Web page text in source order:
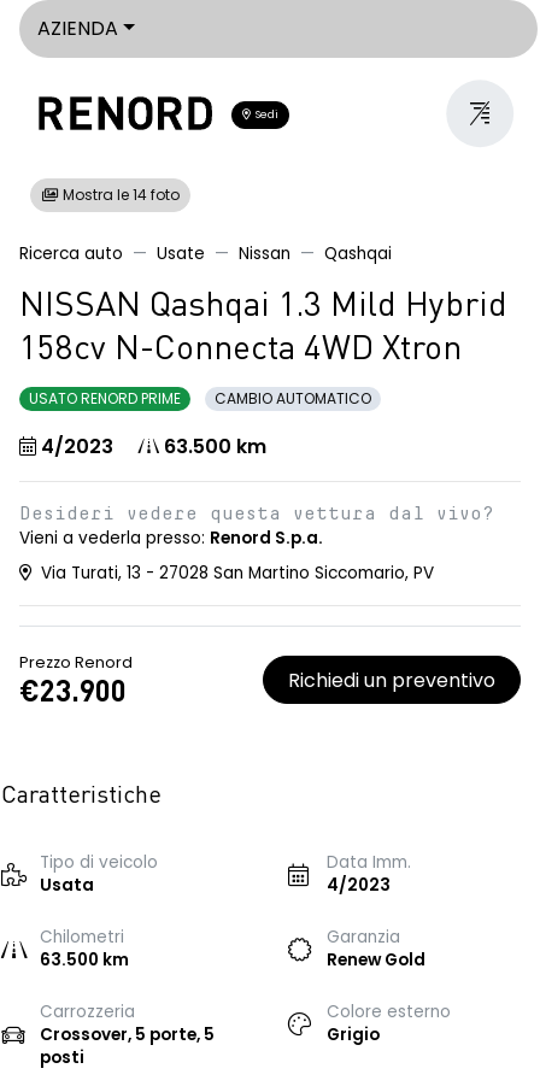
AZIENDA
Sedi
Mostra le 14 foto
Ricerca auto Usate Nissan Qashqai
NISSAN Qashqai 1.3 Mild Hybrid
158cv N-Connecta 4WD Xtron
USATO RENORD PRIME CAMBIO AUTOMATICO
4/2023 63.500 km
Desideri vedere questa vettura dal vivo?
Vieni a vederla presso: Renord S.p.a.
Via Turati, 13 - 27028 San Martino Siccomario, PV
Prezzo Renord
€23.900 Richiedi un preventivo
Caratteristiche
Tipo di veicolo
Usata
Data Imm.
4/2023
Chilometri
63.500 km
Garanzia
Renew Gold
Carrozzeria
Crossover, 5 porte, 5
posti
Colore esterno
Grigio